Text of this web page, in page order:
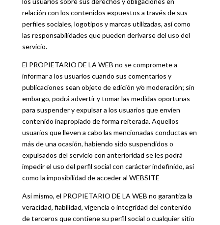
relación con los contenidos expuestos a través de sus
perfiles sociales, logotipos y marcas utilizadas, así como
las responsabilidades que pueden derivarse del uso del
servicio.
El PROPIETARIO DE LA WEB no se compromete a
informar a los usuarios cuando sus comentarios y
publicaciones sean objeto de edición y/o moderación; sin
embargo, podrá advertir y tomar las medidas oportunas
para suspender y expulsar a los usuarios que envíen
contenido inapropiado de forma reiterada. Aquellos
usuarios que lleven a cabo las mencionadas conductas en
más de una ocasión, habiendo sido suspendidos o
expulsados del servicio con anterioridad se les podrá
impedir el uso del perfil social con carácter indefinido, así
como la imposibilidad de acceder al WEBSITE
Así mismo, el PROPIETARIO DE LA WEB no garantiza la
veracidad, fiabilidad, vigencia o integridad del contenido
de terceros que contiene su perfil social o cualquier sitio